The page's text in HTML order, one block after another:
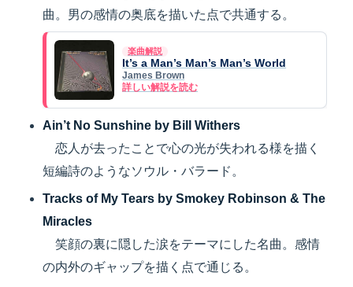
曲。男の感情の奥底を描いた点で共通する。
楽曲解説
It’s a Man’s Man’s Man’s World
James Brown
詳しい解説を読む
Ain’t No Sunshine by Bill Withers
恋人が去ったことで心の光が失われる様を描く
短編詩のようなソウル・バラード。
Tracks of My Tears by Smokey Robinson & The
Miracles
笑顔の裏に隠した涙をテーマにした名曲。感情
の内外のギャップを描く点で通じる。